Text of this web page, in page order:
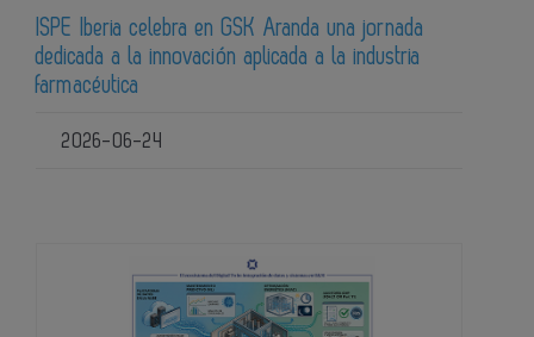
ISPE Iberia celebra en GSK Aranda una jornada
dedicada a la innovación aplicada a la industria
farmacéutica
2026-06-24